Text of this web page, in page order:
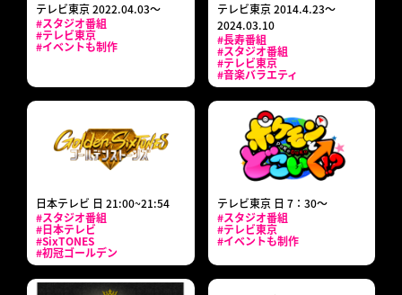
テレビ東京 2022.04.03～
#スタジオ番組
#テレビ東京
#イベントも制作
テレビ東京 2014.4.23～
2024.03.10
#長寿番組
#スタジオ番組
#テレビ東京
#音楽バラエティ
日本テレビ 日 21:00~21:54
#スタジオ番組
#日本テレビ
#SixTONES
#初冠ゴールデン
テレビ東京 日 7：30～
#スタジオ番組
#テレビ東京
#イベントも制作